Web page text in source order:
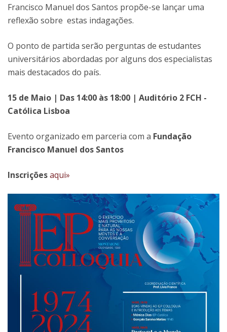
Francisco Manuel dos Santos propõe-se lançar uma
reflexão sobre estas indagações.
O ponto de partida serão perguntas de estudantes
universitários abordadas por alguns dos especialistas
mais destacados do país.
15 de Maio | Das 14:00 às 18:00 | Auditório 2 FCH -
Católica Lisboa
Evento organizado em parceria com a Fundação
Francisco Manuel dos Santos
Inscriçõesaqui»